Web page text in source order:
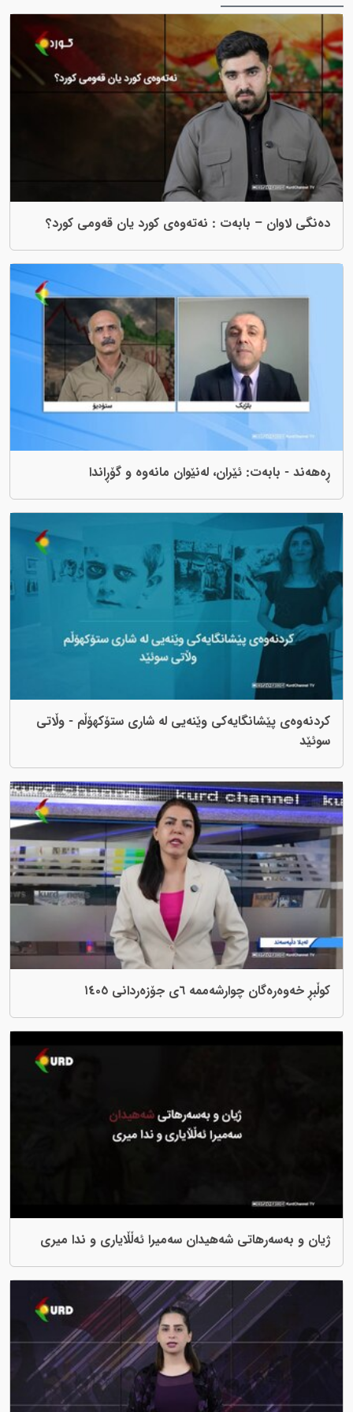
– بابەت : نەتەوەی کورد یان قەومی کورد؟
ئێران، لەنێوان مانەوە و گۆڕاندا
وێنەیی لە شاری ستۆکهۆڵم - وڵاتی
٦ی جۆزەردانی ١٤٠٥
شەهیدان سەمیرا ئەڵڵایاری و ندا میری